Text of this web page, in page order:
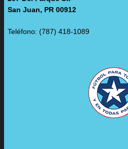
San Juan, PR 00912
Teléfono: (787) 418-1089